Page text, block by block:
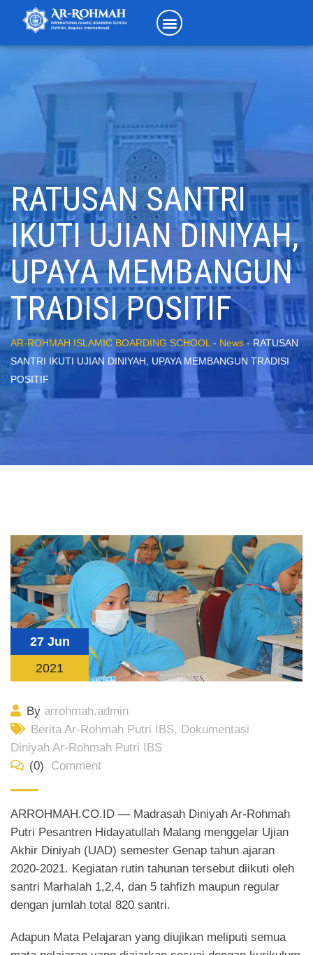
RATUSAN SANTRI
IKUTI UJIAN DINIYAH,
UPAYA MEMBANGUN
TRADISI POSITIF
AR-ROHMAH ISLAMIC BOARDING SCHOOL - News- RATUSAN
SANTRI IKUTI UJIAN DINIYAH, UPAYA MEMBANGUN TRADISI
POSITIF
27 Jun
2021
By arrohmah.admin
Berita Ar-Rohmah Putri IBS, Dokumentasi
Diniyah Ar-Rohmah Putri IBS
(0)
Comment
ARROHMAH.CO.ID — Madrasah Diniyah Ar-Rohmah
Putri Pesantren Hidayatullah Malang menggelar Ujian
Akhir Diniyah (UAD) semester Genap tahun ajaran
2020-2021. Kegiatan rutin tahunan tersebut diikuti oleh
santri Marhalah 1,2,4, dan 5 tahfizh maupun regular
dengan jumlah total 820 santri.
Adapun Mata Pelajaran yang diujikan meliputi semua